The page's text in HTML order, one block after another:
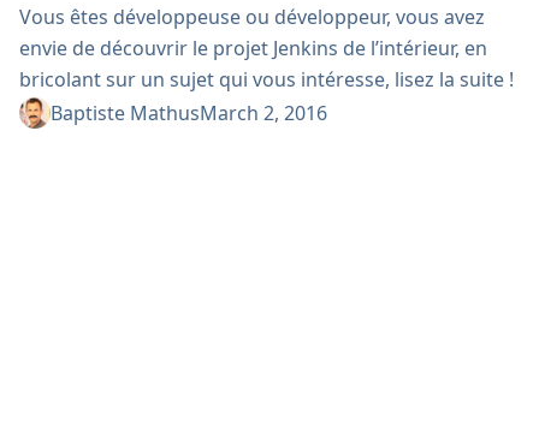
Vous êtes développeuse ou développeur, vous avez
envie de découvrir le projet Jenkins de l’intérieur, en
bricolant sur un sujet qui vous intéresse, lisez la suite !
Mercredi 9 mars, le Toulouse Jenkins Area Meetup
Baptiste MathusMarch 2, 2016